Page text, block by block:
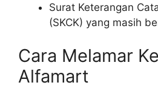
Surat Keterangan
(SKCK) yang masih
Cara Melamar
Alfamart